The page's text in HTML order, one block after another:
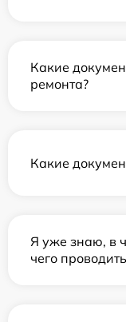
Какие
ремонта?
Какие
Я уже знаю, в
чего